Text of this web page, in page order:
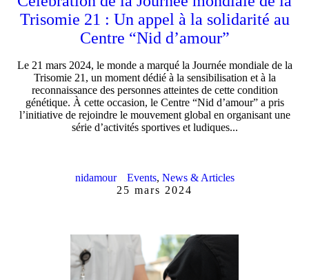
Trisomie 21 : Un appel à la solidarité au
Centre “Nid d’amour”
Le 21 mars 2024, le monde a marqué la Journée mondiale de la
Trisomie 21, un moment dédié à la sensibilisation et à la
reconnaissance des personnes atteintes de cette condition
génétique. À cette occasion, le Centre “Nid d’amour” a pris
l’initiative de rejoindre le mouvement global en organisant une
série d’activités sportives et ludiques...
nidamour Events, News & Articles
25 mars 2024